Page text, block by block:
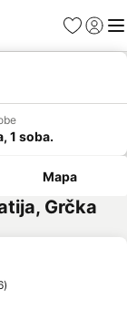
FavoritiPrijavi
1 soba.
Mapa
Grčka